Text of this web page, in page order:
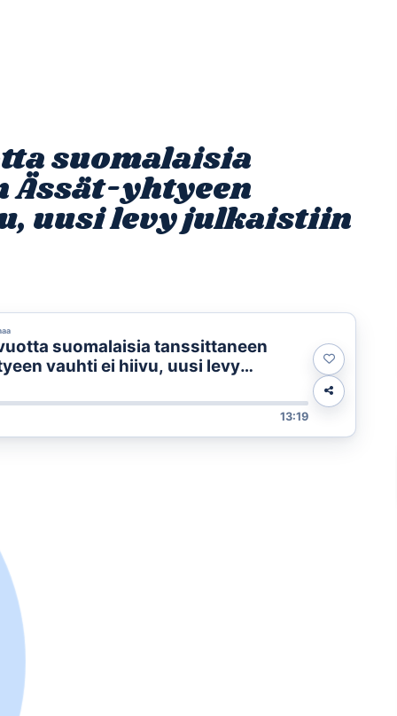
suomalaisia
Ässät-yhtyeen
uusi levy julkaistiin
suomalaisia tanssittaneen
vauhti ei hiivu, uusi levy
13:19